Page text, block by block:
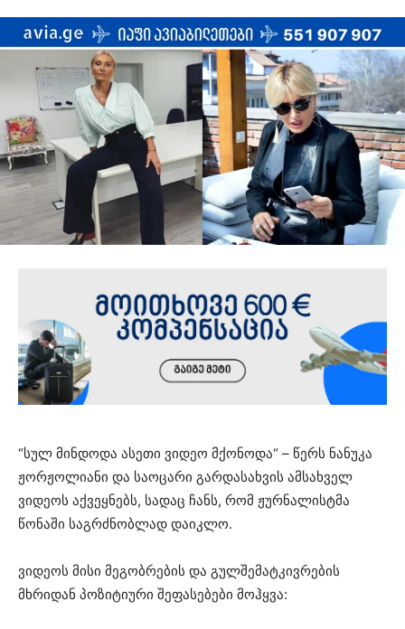
“სულ მინდოდა ასეთი ვიდეო მქონოდა“ – წერს ნანუკა
ჟორჟოლიანი და საოცარი გარდასახვის ამსახველ
ვიდეოს აქვეყნებს, სადაც ჩანს, რომ ჟურნალისტმა
წონაში საგრძნობლად დაიკლო.
ვიდეოს მისი მეგობრების და გულშემატკივრების
მხრიდან პოზიტიური შეფასებები მოჰყვა: